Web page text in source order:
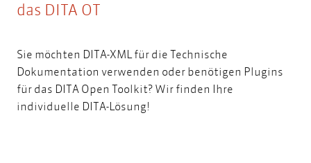
das DITA OT
Sie möchten DITA-XML für die Technische
Dokumentation verwenden oder benötigen Plugins
für das DITA Open Toolkit?Wir finden Ihre
individuelle DITA-Lösung!